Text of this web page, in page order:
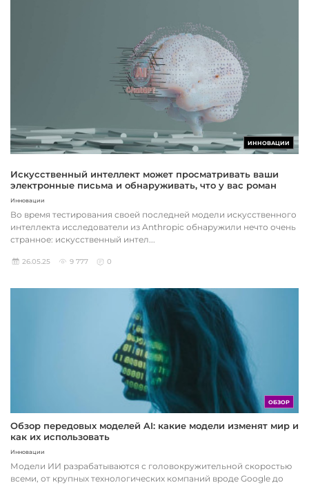
ИННОВАЦИИ
Искусственный интеллект может просматривать ваши
электронные письма и обнаруживать, что у вас роман
Инновации
Во время тестирования своей последней модели искусственного
интеллекта исследователи из Anthropic обнаружили нечто очень
странное: искусственный интел...
26.05.25 9 777 0
ОБЗОР
Обзор передовых моделей AI: какие модели изменят мир и
как их использовать
Инновации
Модели ИИ разрабатываются с головокружительной скоростью
всеми, от крупных технологических компаний вроде Google до